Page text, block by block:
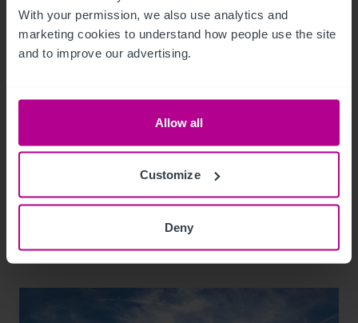
With your permission, we also use analytics and
marketing cookies to understand how people use the site
and to improve our advertising.
Allow all
Customize
Deny
Christie & Co verstärkt das Team in
Pflege Hotels
Vermittlung
Turnaround und Sanierung
Investitionen und Entwicklung